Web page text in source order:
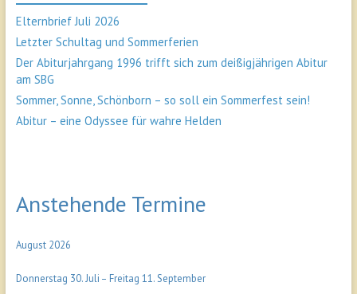
Elternbrief Juli 2026
Letzter Schultag und Sommerferien
Der Abiturjahrgang 1996 trifft sich zum deißigjährigen Abitur
am SBG
Sommer, Sonne, Schönborn – so soll ein Sommerfest sein!
Abitur – eine Odyssee für wahre Helden
Anstehende Termine
August 2026
Donnerstag 30.Juli – Freitag 11.September